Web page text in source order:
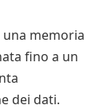
una memoria
fino a un
dei dati.